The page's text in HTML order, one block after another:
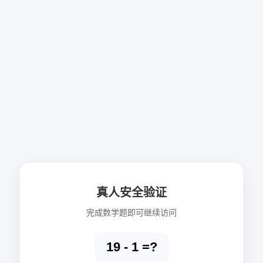
真人安全验证
完成数学题即可继续访问
19 - 1 =?